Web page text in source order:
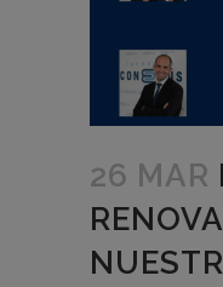
26 MAR